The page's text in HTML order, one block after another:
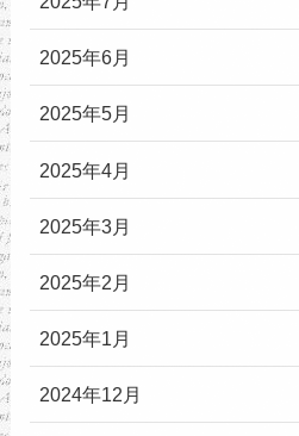
2025年6月
2025年5月
2025年4月
2025年3月
2025年2月
2025年1月
2024年12月